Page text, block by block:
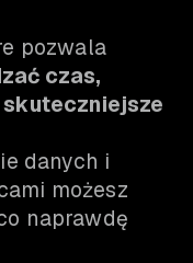
pozwala
czas,
danych i
możesz
naprawdę